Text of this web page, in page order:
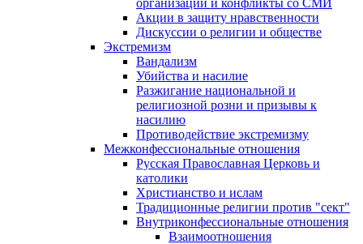
организаций и конфликты со СМИ
Акции в защиту нравственности
Дискуссии о религии и обществе
Экстремизм
Вандализм
Убийства и насилие
Разжигание национальной и
религиозной розни и призывы к
насилию
Противодействие экстремизму
Межконфессиональные отношения
Русская Православная Церковь и
католики
Христианство и ислам
Традиционные религии против "сект"
Внутриконфессиональные отношения
Взаимоотношения